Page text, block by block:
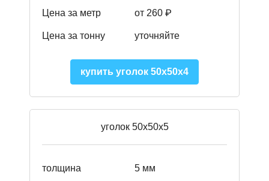
Цена за метр от 260 ₽
Цена за тонну уточняйте
купить уголок 50х50х4
уголок 50х50х5
толщина 5 мм